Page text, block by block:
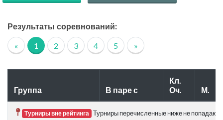
Результаты соревнований:
« 1 2 3 4 5 »
Группа В паре с
Кл.
Оч.
М.
Турниры вне рейтинга Турниры перечисленные ниже не попадают в